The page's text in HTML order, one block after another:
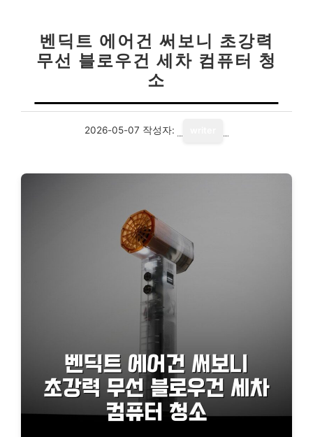
벤딕트 에어건 써보니 초강력
무선 블로우건 세차 컴퓨터 청
소
2026-05-07 작성자: